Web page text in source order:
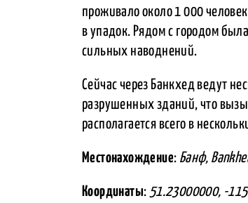
проживало около 1 000
в упадок. Рядом с городом
сильных наводнений.
Сейчас через Банкхед ведут
разрушенных зданий, что
располагается всего в
Местонахождение: Банф,
Координаты: 51.23000000, -